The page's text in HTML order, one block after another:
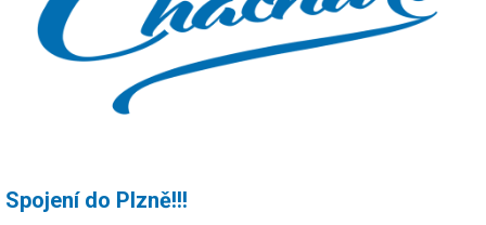
Spojení do Plzně!!!